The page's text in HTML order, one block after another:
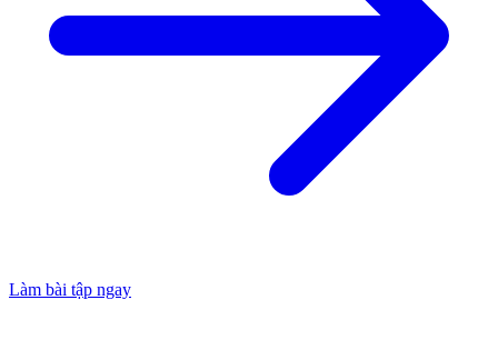
Làm bài tập ngay